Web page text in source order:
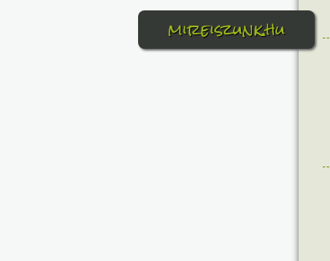
mireiszunk.hu